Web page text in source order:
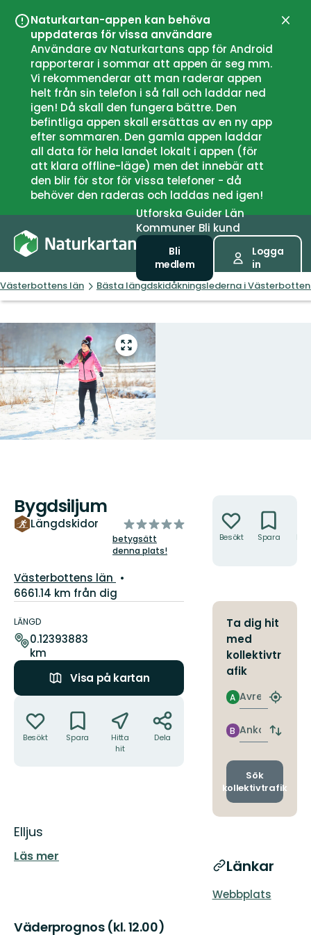
Naturkartan-appen kan behöva
uppdateras för vissa användare
Användare av Naturkartans app för Android
rapporterar i sommar att appen är seg mm.
Vi rekommenderar att man raderar appen
helt från sin telefon i så fall och laddar ned
igen! Då skall den fungera bättre. Den
befintliga appen skall ersättas av en ny app
efter sommaren. Den gamla appen laddar
all data för hela landet lokalt i appen (för
att klara offline-läge) men det innebär att
den blir för stor för vissa telefoner - då
behöver den raderas och laddas ned igen!
UtforskaGuiderLän
Kommuner Bli kund
Bli
medlem
Logga
in
Västerbottens län Bästa längdskidåkningslederna i
Gå
till
helskärmsläge
Bygdsiljum
Längdskidor
av
5
stjärnor
betygsätt
denna plats!
Län:
Västerbottens län
6661.14 km från dig
om
leden
LÄNGD
0.12393883
km
Visa på kartan
Besökt Spara
Hitta
hit
Dela
Beskrivning
Elljus
Läs mer
Väderprognos (kl. 12.00)
Besökt Spara
Ta dig hit
med
kollektivtr
afik
Avresa
A
Hitta
Ankomst
B
Byt
och
Sök
kollektivtrafik
Länkar
Webbplats